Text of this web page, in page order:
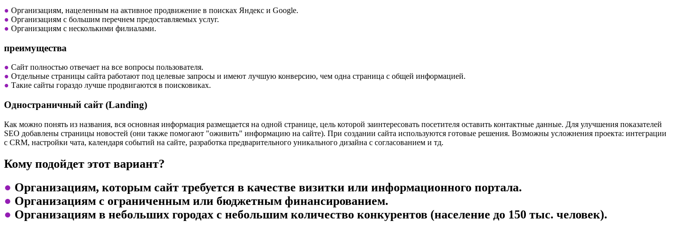
● Организациям, нацеленным на активное продвижение в поисках Яндекс и Google.
● Организациям с большим перечнем предоставляемых услуг.
● Организациям с несколькими филиалами.
преимущества
● Сайт полностью отвечает на все вопросы пользователя.
● Отдельные страницы сайта работают под целевые запросы и имеют лучшую конверсию, чем одна страница с общей информацией.
● Такие сайты гораздо лучше продвигаются в поисковиках.
Одностраничный сайт (Landing)
Как можно понять из названия, вся основная информация размещается на одной странице, цель которой заинтересовать посетителя оставить контактные данные. Для улучшения показателей
SEO добавлены страницы новостей (они также помогают "оживить" информацию на сайте). При создании сайта используются готовые решения. Возможны усложнения проекта: интеграции
с CRM, настройки чата, календаря событий на сайте, разработка предварительного уникального дизайна с согласованием и тд.
Кому подойдет этот вариант?
● Организациям, которым сайт требуется в качестве визитки или информационного портала.
● Организациям с ограниченным или бюджетным финансированием.
● Организациям в небольших городах с небольшим количество конкурентов (население до 150 тыс. человек).